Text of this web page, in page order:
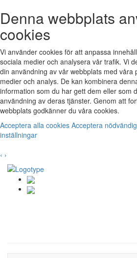
Denna webbplats
cookies
Vi använder cookies för att anpassa
sociala medier och analysera vår trafik. Vi
din användning av vår webbplats med våra
medier och analys. De kan kombinera
information som du har gett dem eller som
användning av deras tjänster. Genom att
webbplats godkänner du våra cookies.
Acceptera alla cookies Acceptera
inställningar
‹ ›